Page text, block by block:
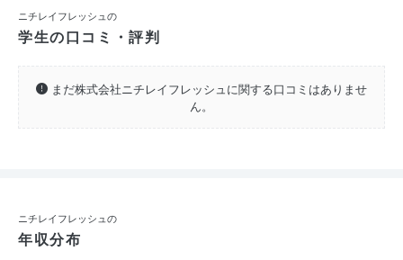
ニチレイフレッシュの
学生の口コミ・評判
まだ株式会社ニチレイフレッシュに関する口コミはありませ
ん。
ニチレイフレッシュの
年収分布